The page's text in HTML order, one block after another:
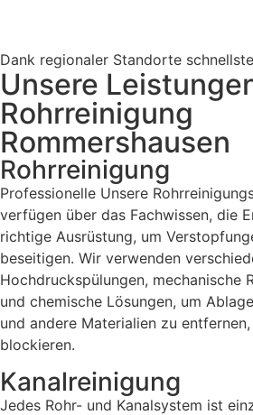
Dank regionaler Standorte
Unsere
Rohrreinigung
Rommershausen
Rohrreinigung
Professionelle Unsere
verfügen über das Fachwissen, die
richtige Ausrüstung, um
beseitigen. Wir verwenden
Hochdruckspülungen, mechanische
und chemische Lösungen, um
und andere Materialien zu
blockieren.
Kanalreinigung
Jedes Rohr- und Kanalsystem ist